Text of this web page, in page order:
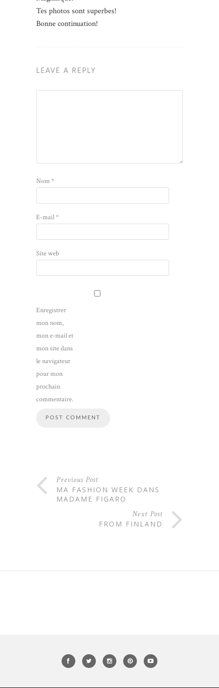
Tes photos sont superbes!
Bonne continuation!
LEAVE A REPLY
Nom*
E-mail*
Site web
Enregistrer
mon nom,
mon e-mail et
mon site dans
le navigateur
pour mon
prochain
commentaire.
Previous Post
MA FASHION WEEK DANS
MADAME FIGARO
Next Post
FROM FINLAND